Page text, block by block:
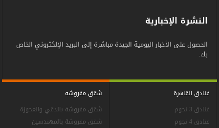
النشرة الإخبارية
الحصول على الأخبار اليومية الجيدة مباشرة إلى البريد الإلكتروني الخاص
بك.
فنادق القاهرة
فنادق 3 نجوم
فنادق 4 نجوم
شقق مفروشة
شقق مفروشة بالدقي والعجوزة
شقق مفروشة بالمهندسين